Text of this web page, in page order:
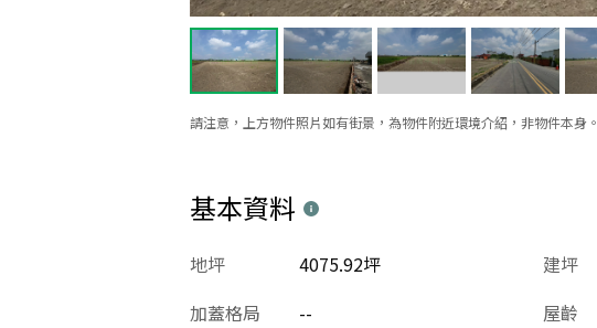
請注意，上方物件照片如有街景，為物件附近環境介紹，非物件本身。
基本資料
建坪
地坪 4075.92坪
加蓋格局
-- 屋齡